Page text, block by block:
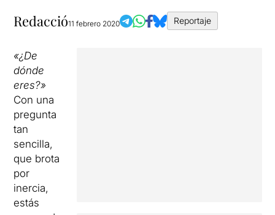
Redacció11 febrero 2020 Reportaje
«¿De
dónde
eres?»
Con una
pregunta
tan
sencilla,
que brota
por
inercia,
estás